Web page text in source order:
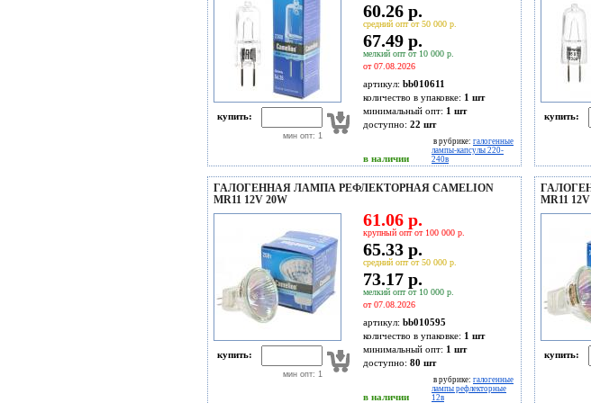
купить:
мин опт: 1
60.26 р.
средний опт от 50 000 р.
67.49 р.
мелкий опт от 10 000 р.
от 07.08.2026
артикул: bb010611
количество в упаковке: 1 шт
минимальный опт: 1 шт
доступно: 22 шт
в наличии
в рубрике: галогенные
лампы-капсулы 220-
240в
купить:
ГАЛОГЕННАЯ ЛАМПА РЕФЛЕКТОРНАЯ CAMELION
MR11 12V 20W
купить:
мин опт: 1
61.06 р.
крупный опт от 100 000 р.
65.33 р.
средний опт от 50 000 р.
73.17 р.
мелкий опт от 10 000 р.
от 07.08.2026
артикул: bb010595
количество в упаковке: 1 шт
минимальный опт: 1 шт
доступно: 80 шт
в наличии
в рубрике: галогенные
лампы рефлекторные
12в
MR11
купить: